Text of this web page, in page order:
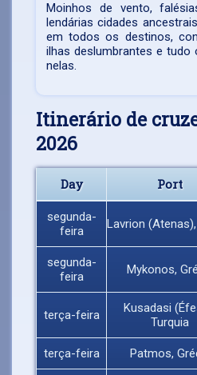
Moinhos de vento,
lendárias cidades
em todos os destinos,
ilhas deslumbrantes e tudo
nelas.
Itinerário de
2026
Day Port
segunda-
feira
Lavrion
segunda-
feira
Mykonos,
terça-feira
Kusadasi
Turquia
terça-feira Patmos,